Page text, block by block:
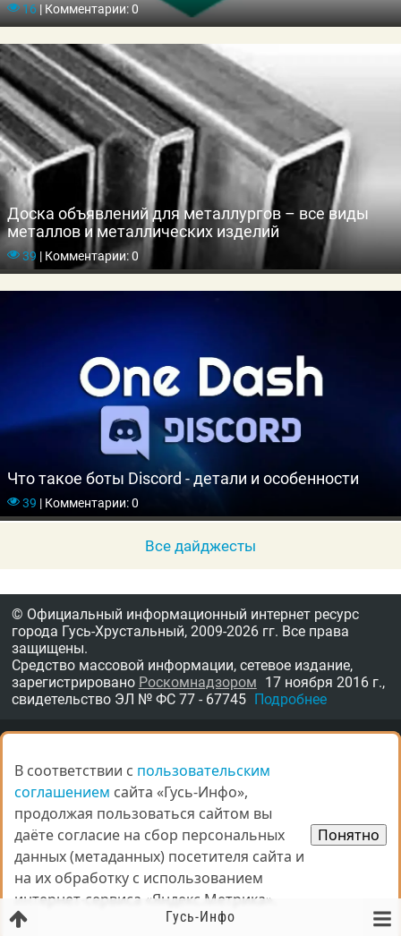
16 |Комментарии: 0
Доска объявлений для металлургов – все виды
металлов и металлических изделий
39 |Комментарии: 0
Что такое боты Discord - детали и особенности
39 |Комментарии: 0
Все дайджесты
Гусь-Инфо
© Официальный информационный интернет ресурс
города Гусь-Хрустальный, 2009-2026 гг. Все права
защищены.
Средство массовой информации, сетевое издание,
зарегистрировано Роскомнадзором 17 ноября 2016 г.,
свидетельство ЭЛ № ФС 77 - 67745 Подробнее
О нас
Контакты
В соответствии с пользовательским
соглашением сайта «Гусь-Инфо»,
продолжая пользоваться сайтом вы
даёте согласие на сбор персональных
данных (метаданных) посетителя сайта и
на их обработку с использованием
интернет-сервиса «Яндекс.Метрика».
Понятно
В соответствии с пользовательским
соглашением сайта «Гусь-Инфо»,
продолжая пользоваться сайтом вы
даёте согласие на сбор персональных
данных (метаданных) посетителя сайта и
на их обработку с использованием
интернет-сервиса «Яндекс.Метрика».
Понятно